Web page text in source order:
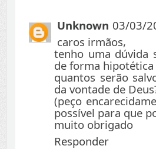
Unknown 03/03/
caros irmãos,
tenho uma dúvida
de forma
quantos serão
da vontade de
(peço
possível para que
muito obrigado
Responder